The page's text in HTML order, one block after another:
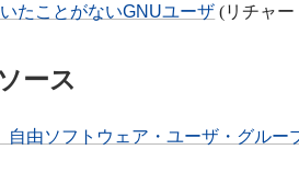
たことがないGNUユーザ (リチャ
ース
自由ソフトウェア・ユーザ・グルー